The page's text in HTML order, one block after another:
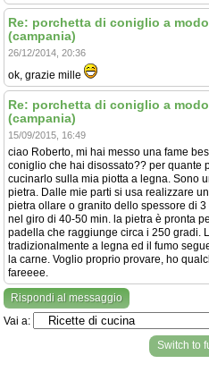
Re: porchetta di coniglio a
(campania)
26/12/2014, 20:36
ok, grazie mille
Re: porchetta di coniglio a
(campania)
15/09/2015, 16:49
ciao Roberto, mi hai messo una fame
coniglio che hai disossato?? per quante
cucinarlo sulla mia piotta a legna. Sono
pietra. Dalle mie parti si usa realizzare
pietra ollare o granito dello spessore di
nel giro di 40-50 min. la pietra è pronta
padella che raggiunge circa i 250 gradi.
tradizionalmente a legna ed il fumo
la carne. Voglio proprio provare, ho
fareeee.
Rispondi al messaggio
Vai a:
Switch to